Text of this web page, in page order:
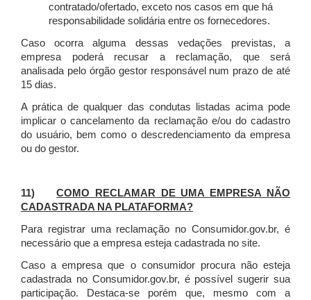
contratado/ofertado, exceto nos casos em que há
responsabilidade solidária entre os fornecedores.
Caso ocorra alguma dessas vedações previstas, a
empresa poderá recusar a reclamação, que será
analisada pelo órgão gestor responsável num prazo de até
15 dias.
A prática de qualquer das condutas listadas acima pode
implicar o cancelamento da reclamação e/ou do cadastro
do usuário, bem como o descredenciamento da empresa
ou do gestor.
11)COMO RECLAMAR DE UMA EMPRESA NÃO
CADASTRADA NA PLATAFORMA?
Para registrar uma reclamação no Consumidor.gov.br, é
necessário que a empresa esteja cadastrada no site.
Caso a empresa que o consumidor procura não esteja
cadastrada no Consumidor.gov.br, é possível sugerir sua
participação. Destaca-se porém que, mesmo com a